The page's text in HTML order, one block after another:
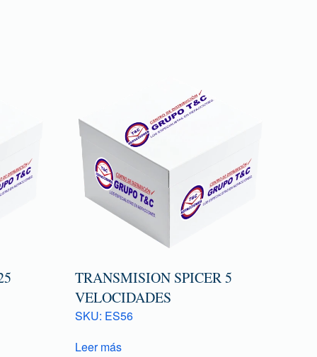
TRANSMISION SPICER 5
VELOCIDADES
SKU: ES56
Leer más